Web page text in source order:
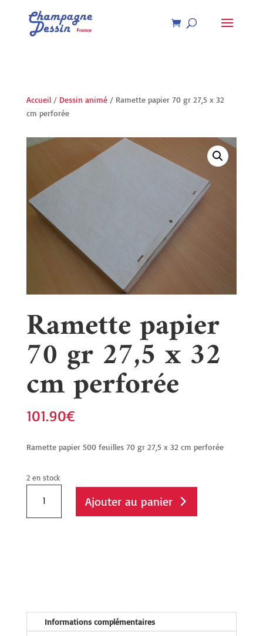
Accueil/ Dessin animé/ Ramette papier 70 gr 27,5 x 32
cm perforée
Ramette papier
70 gr 27,5 x 32
cm perforée
101.90€
Ramette papier 500 feuilles 70 gr 27,5 x 32 cm perforée
2 en stock
Ramette
cm
perforée
Ajouter au panier
Informations complémentaires